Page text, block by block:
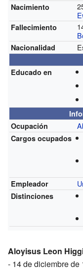
Nacimiento
Fallecimiento
Nacionalidad
Educado en
Ocupación
Cargos ocupados
Empleador
Distinciones
Aloyisus Leon
- 14 de diciembre de